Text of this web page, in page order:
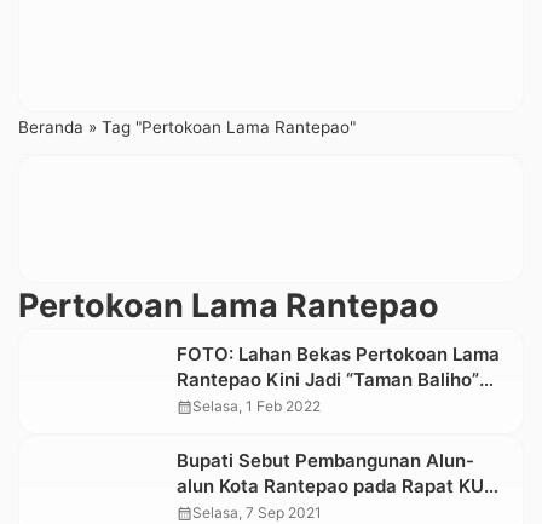
Beranda » Tag "Pertokoan Lama Rantepao"
Pertokoan Lama Rantepao
FOTO: Lahan Bekas Pertokoan Lama
Rantepao Kini Jadi “Taman Baliho”
dan Kumuh
calendar_monthSelasa, 1 Feb 2022
Bupati Sebut Pembangunan Alun-
alun Kota Rantepao pada Rapat KUA-
PPAS 2022
calendar_monthSelasa, 7 Sep 2021